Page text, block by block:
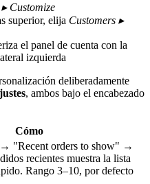
Customize
superior, elija Customers ▸
el panel de cuenta con la
izquierda
deliberadamente
, ambos bajo el encabezado
Cómo
→ "Recent orders to show" →
recientes muestra la lista
Rango 3–10, por defecto